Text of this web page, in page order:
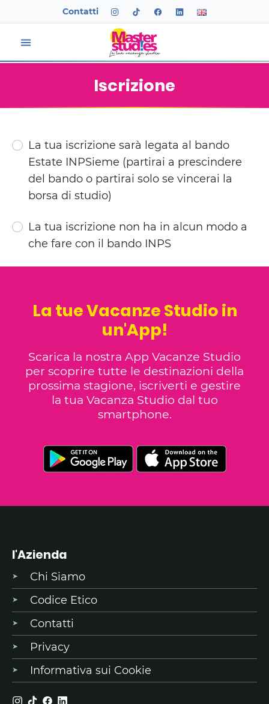
Contatti
Iscrizione
La tua iscrizione sarà legata al bando
Estate INPSieme (partirai a prescindere
del bando o partirai solo se vincerai la
borsa di studio)
La tua iscrizione non ha in alcun modo a
che fare con il bando INPS
La tue Vacanze Studio in
un'App!
Scarica la nostra App Vacanze Studio
per scoprire tutte le destinazioni della
prossima stagione, iscriverti e gestire
la tua Vacanza Studio dal tuo
smartphone.
l'Azienda
Chi Siamo
Codice Etico
Contatti
Privacy
Informativa sui Cookie